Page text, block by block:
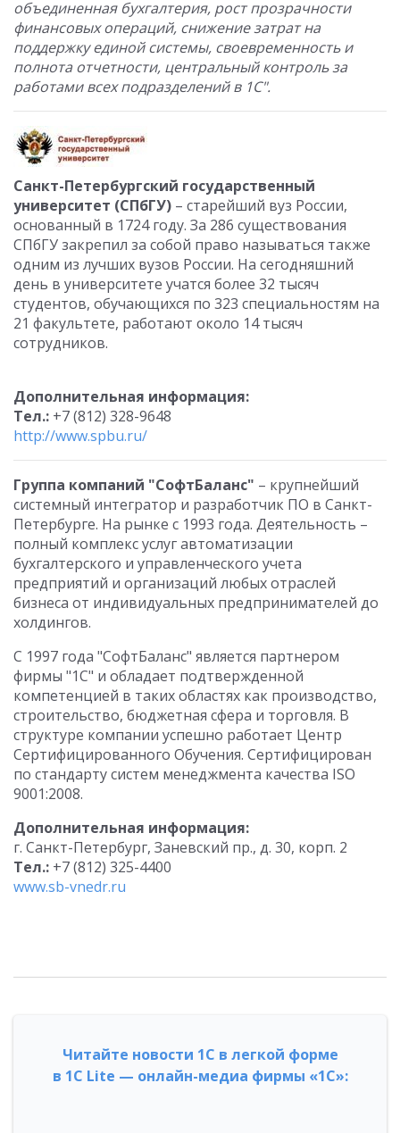
объединенная бухгалтерия, рост прозрачности
финансовых операций, снижение затрат на
поддержку единой системы, своевременность и
полнота отчетности, центральный контроль за
работами всех подразделений в 1С".
Санкт-Петербургский государственный
университет (СПбГУ) – старейший вуз России,
основанный в 1724 году. За 286 существования
СПбГУ закрепил за собой право называться также
одним из лучших вузов России. На сегодняшний
день в университете учатся более 32 тысяч
студентов, обучающихся по 323 специальностям на
21 факультете, работают около 14 тысяч
сотрудников.
Дополнительная информация:
Тел.: +7 (812) 328-9648
http://www.spbu.ru/
Группа компаний "СофтБаланс" – крупнейший
системный интегратор и разработчик ПО в Санкт-
Петербурге. На рынке с 1993 года. Деятельность –
полный комплекс услуг автоматизации
бухгалтерского и управленческого учета
предприятий и организаций любых отраслей
бизнеса от индивидуальных предпринимателей до
холдингов.
С 1997 года "СофтБаланс" является партнером
фирмы "1С" и обладает подтвержденной
компетенцией в таких областях как производство,
строительство, бюджетная сфера и торговля. В
структуре компании успешно работает Центр
Сертифицированного Обучения. Сертифицирован
по стандарту систем менеджмента качества ISO
9001:2008.
Дополнительная информация:
г. Санкт-Петербург, Заневский пр., д. 30, корп. 2
Тел.: +7 (812) 325-4400
www.sb-vnedr.ru
Читайте новости 1С в легкой форме
в 1С Lite — онлайн-медиа фирмы «1С»: